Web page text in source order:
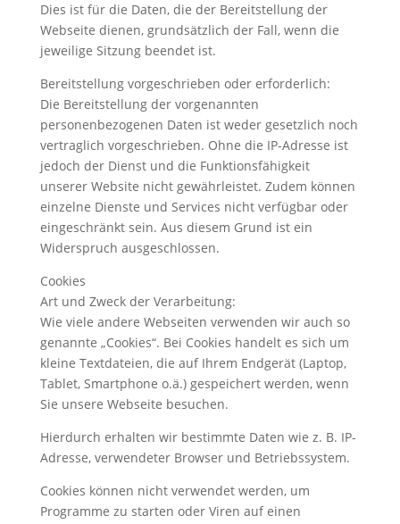
Dies ist für die Daten, die der Bereitstellung der
Webseite dienen, grundsätzlich der Fall, wenn die
jeweilige Sitzung beendet ist.
Bereitstellung vorgeschrieben oder erforderlich:
Die Bereitstellung der vorgenannten
personenbezogenen Daten ist weder gesetzlich noch
vertraglich vorgeschrieben. Ohne die IP-Adresse ist
jedoch der Dienst und die Funktionsfähigkeit
unserer Website nicht gewährleistet. Zudem können
einzelne Dienste und Services nicht verfügbar oder
eingeschränkt sein. Aus diesem Grund ist ein
Widerspruch ausgeschlossen.
Cookies
Art und Zweck der Verarbeitung:
Wie viele andere Webseiten verwenden wir auch so
genannte „Cookies“. Bei Cookies handelt es sich um
kleine Textdateien, die auf Ihrem Endgerät (Laptop,
Tablet, Smartphone o.ä.) gespeichert werden, wenn
Sie unsere Webseite besuchen.
Hierdurch erhalten wir bestimmte Daten wie z. B. IP-
Adresse, verwendeter Browser und Betriebssystem.
Cookies können nicht verwendet werden, um
Programme zu starten oder Viren auf einen